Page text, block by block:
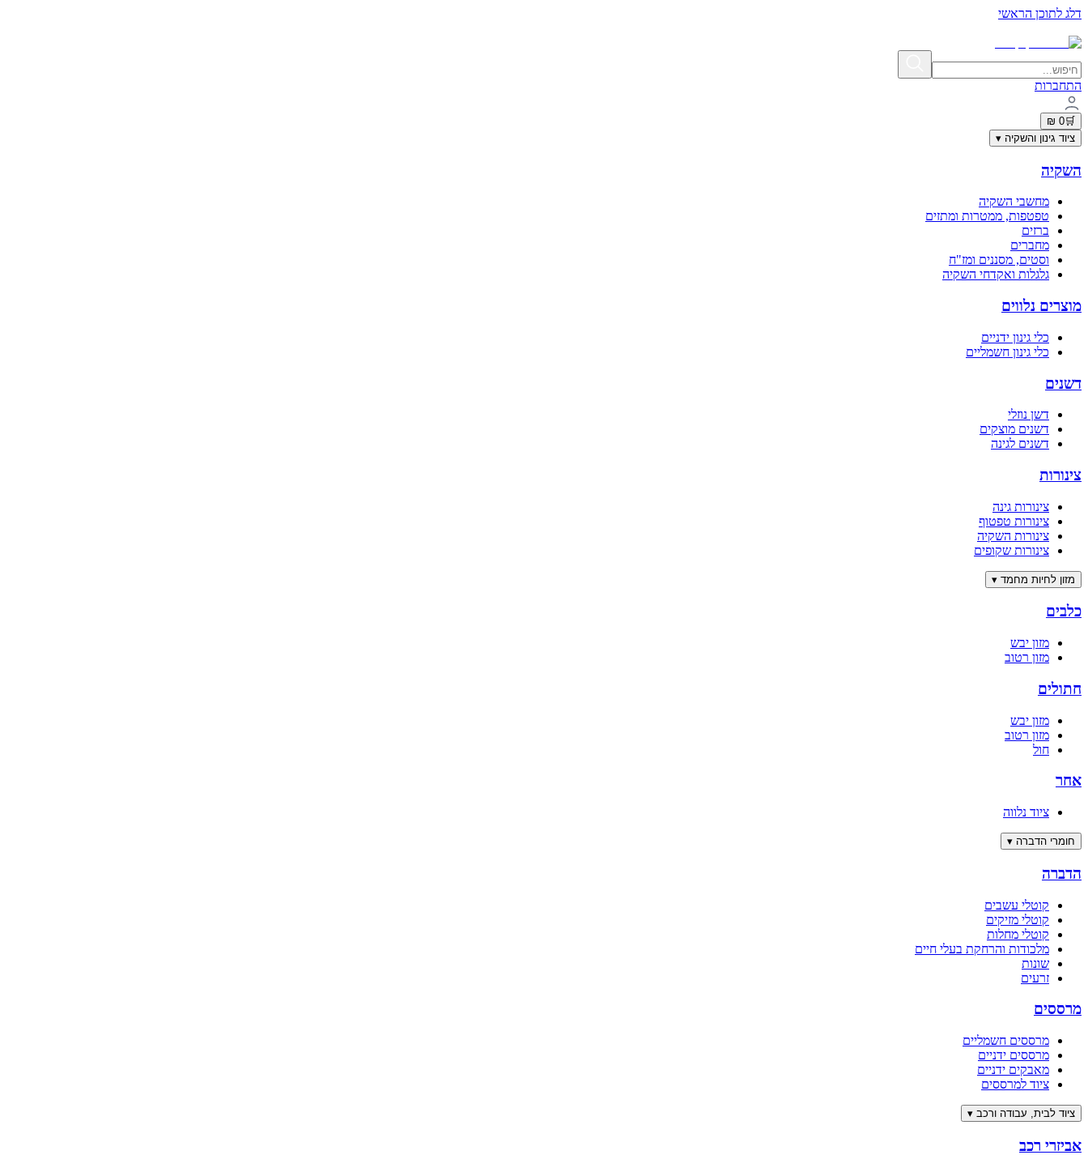
דלג לתוכן הראשי
התחברות
🛒
0 ₪
ציוד גינון והשקיה ▾
השקיה
מחשבי השקיה
טפטפות, ממטרות ומתזים
ברזים
מחברים
וסטים, מסננים ומז"ח
גלגלות ואקדחי השקיה
מוצרים נלווים
כלי גינון ידניים
כלי גינון חשמליים
דשנים
דשן נוזלי
דשנים מוצקים
דשנים לגינה
צינורות
צינורות גינה
צינורות טפטוף
צינורות השקיה
צינורות שקופים
מזון לחיות מחמד ▾
כלבים
מזון יבש
מזון רטוב
חתולים
מזון יבש
מזון רטוב
חול
אחר
ציוד נלווה
חומרי הדברה ▾
הדברה
קוטלי עשבים
קוטלי מזיקים
קוטלי מחלות
מלכודות והרחקת בעלי חיים
שונות
זרעים
מרססים
מרססים חשמליים
מרססים ידניים
מאבקים ידניים
ציוד למרססים
ציוד לבית, עבודה ורכב ▾
אביזרי רכב